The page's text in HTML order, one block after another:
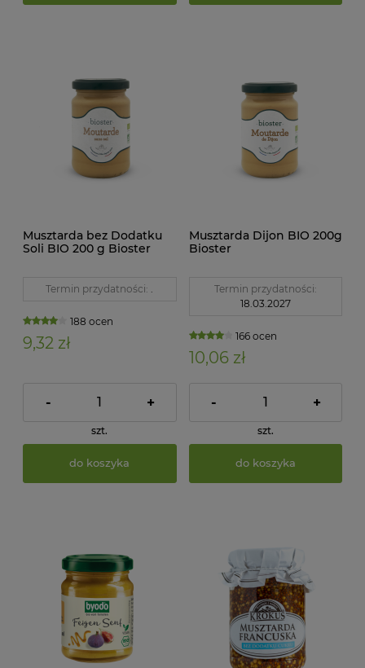
Musztarda bez Dodatku
Soli BIO 200 g Bioster
Termin przydatności:
188 ocen
9,32 zł
- +
szt.
do koszyka
Musztarda Dijon BIO 200g
Bioster
Termin przydatności:
18.03.2027
166 ocen
10,06 zł
- +
szt.
do koszyka